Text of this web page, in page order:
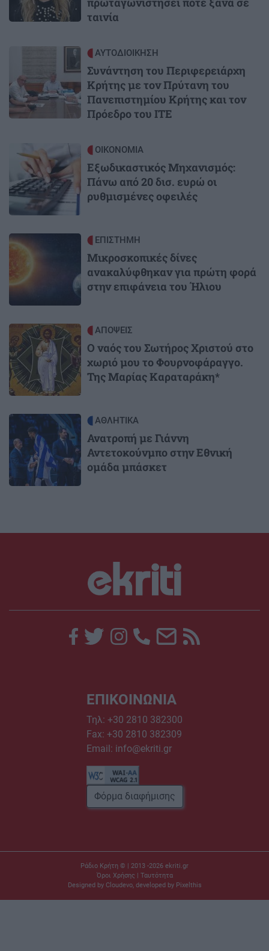
ταινία
ΑΥΤΟΔΙΟΙΚΗΣΗ
Συνάντηση του Περιφερειάρχη
Κρήτης με τον Πρύτανη του
Πανεπιστημίου Κρήτης και τον
Πρόεδρο του ΙΤΕ
ΟΙΚΟΝΟΜΙΑ
Εξωδικαστικός Μηχανισμός:
Πάνω από 20 δισ. ευρώ οι
ρυθμισμένες οφειλές
Image ΕΠΙΣΤΗΜΗ
Μικροσκοπικές δίνες
ανακαλύφθηκαν για πρώτη φορά
στην επιφάνεια του Ήλιου
Image ΑΠΟΨΕΙΣ
Ο ναός του Σωτήρος Χριστού στο
χωριό μου το Φουρνοφάραγγο.
Της Μαρίας Καραταράκη*
Image ΑΘΛΗΤΙΚΑ
Ανατροπή με Γιάννη
Αντετοκούνμπο στην Εθνική
ομάδα μπάσκετ
ΕΠΙΚΟΙΝΩΝΙΑ
Τηλ: +30 2810 382300
Fax: +30 2810 382309
Email: info@ekriti.gr
Φόρμα διαφήμισης
Ράδιο Κρήτη © | 2013 -2026 ekriti.gr
Όροι Χρήσης | Ταυτότητα
Designed by Cloudevo, developed by Pixelthis